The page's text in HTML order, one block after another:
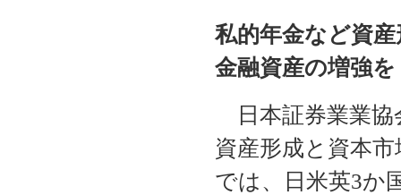
私的年金など資
金融資産の増強を
日本証券業業協
資産形成と資本
では、日米英3か